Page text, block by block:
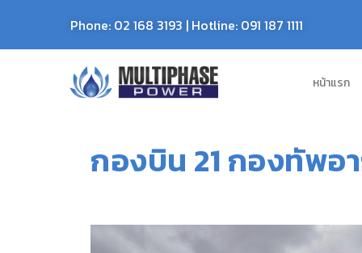
Phone: 02 168 3193 | Hotline: 091 187 1111
หน้าแรก
กองบิน 21 กองทัพอ